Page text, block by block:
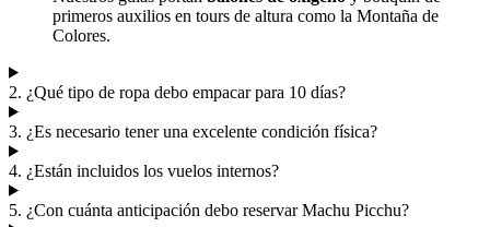
primeros auxilios en tours de altura como la Montaña de
Colores.
2. ¿Qué tipo de ropa debo empacar para 10 días?
3. ¿Es necesario tener una excelente condición física?
4. ¿Están incluidos los vuelos internos?
5. ¿Con cuánta anticipación debo reservar Machu Picchu?